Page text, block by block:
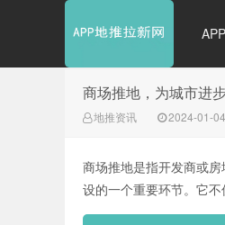
商场推地，为城市进
地推资讯 2024-01-
商场推地是指开发商或
设的一个重要环节。它